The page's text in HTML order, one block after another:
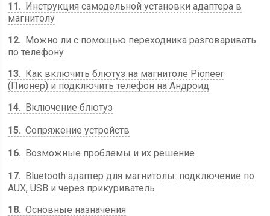
11
Инструкция самодельной установки адаптера в
магнитолу
12
Можно ли с помощью переходника разговаривать
по телефону
13
Как включить блютуз на магнитоле Pioneer
(Пионер) и подключить телефон на Андроид
14
Включение блютуз
15 Сопряжение устройств
16
Возможные проблемы и их решение
17
Bluetooth адаптер для магнитолы: подключение по
AUX, USB и через прикуриватель
18 Основные назначения